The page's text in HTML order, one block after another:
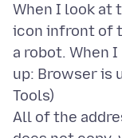
When I look at
icon infront of
a robot. When
up: Browser is
Tools)
All of the